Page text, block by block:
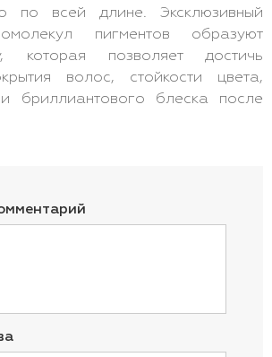
по всей длине. Эксклюзивный
пигментов образуют
которая позволяет достичь
волос, стойкости цвета,
и бриллиантового блеска после